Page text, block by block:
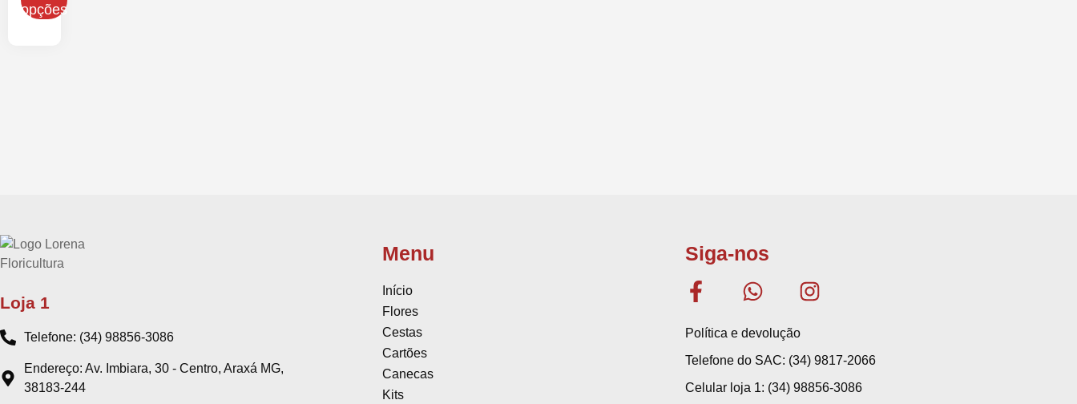
opções
Loja 1
Telefone: (34) 98856-3086
Endereço: Av. Imbiara, 30 - Centro, Araxá MG,
38183-244
Menu
Início
Flores
Cestas
Cartões
Canecas
Kits
Siga-nos
Política e devolução
Telefone do SAC: (34) 9817-2066
Celular loja 1: (34) 98856-3086